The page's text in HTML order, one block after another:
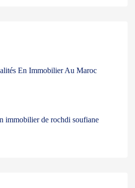
En Immobilier Au Maroc
immobilier de rochdi soufiane